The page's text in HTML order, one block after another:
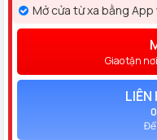
Mở cửa từ xa bằng
Giao tận
LIÊN